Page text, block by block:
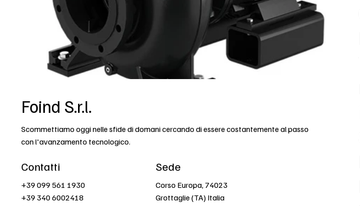
Foind S.r.l.
Scommettiamo oggi nelle sfide di domani cercando di essere costantemente al passo
con l'avanzamento tecnologico.
Contatti
+39 099 561 1930
+39 340 6002418
Sede
Corso Europa, 74023
Grottaglie (TA) Italia